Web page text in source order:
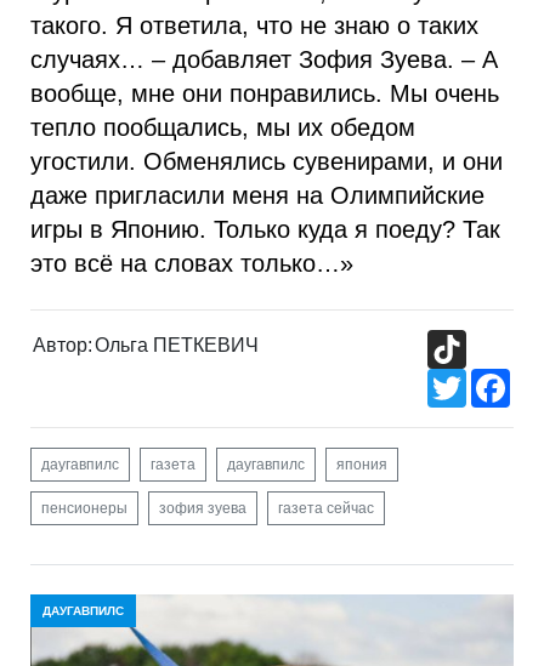
такого. Я ответила, что не знаю о таких
случаях… – добавляет Зофия Зуева. – А
вообще, мне они понравились. Мы очень
тепло пообщались, мы их обедом
угостили. Обменялись сувенирами, и они
даже пригласили меня на Олимпийские
игры в Японию. Только куда я поеду? Так
это всё на словах только…»
Автор:Ольга ПЕТКЕВИЧ
Twitter
даугавпилс газета даугавпилс япония
пенсионеры зофия зуева газета сейчас
ДАУГАВПИЛС